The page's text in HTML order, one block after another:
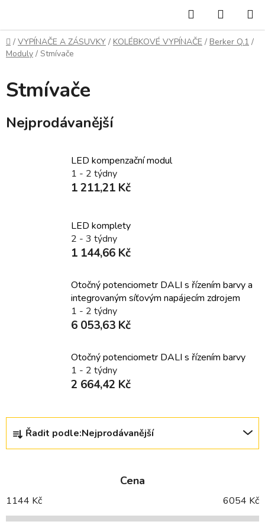
obsah
Hledat
KOŠÍK
Domů
/ VYPÍNAČE A ZÁSUVKY / KOLÉBKOVÉ VYPÍNAČE / Berker Q.1 /
Moduly / Stmívače
Stmívače
Nejprodávanější
LED kompenzační modul
1 - 2 týdny
1 211,21 Kč
LED komplety
2 - 3 týdny
1 144,66 Kč
Otočný potenciometr DALI s řízením barvy a
integrovaným síťovým napájecím zdrojem
1 - 2 týdny
6 053,63 Kč
Otočný potenciometr DALI s řízením barvy
1 - 2 týdny
2 664,42 Kč
Ř
z
í
p
Řadit podle:Nejprodávanější
Cena
1144 Kč 6054 Kč